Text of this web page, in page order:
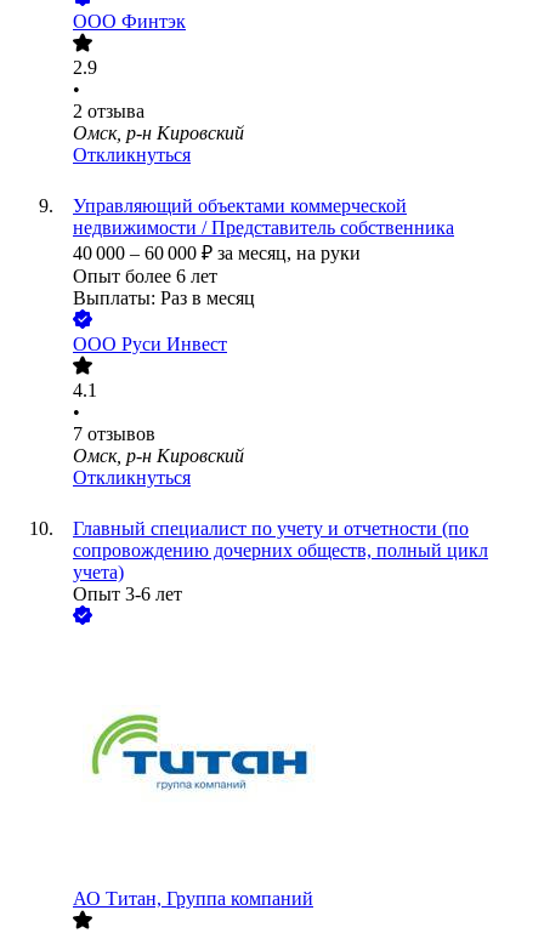
ООО Финтэк
2.9
•
2 отзыва
Омск, р-н Кировский
Откликнуться
Управляющий объектами коммерческой
недвижимости / Представитель собственника
40 000 – 60 000 ₽ за месяц, на руки
Опыт более 6 лет
Выплаты: Раз в месяц
ООО Руси Инвест
4.1
•
7 отзывов
Омск, р-н Кировский
Откликнуться
Главный специалист по учету и отчетности (по
сопровождению дочерних обществ, полный цикл
учета)
Опыт 3-6 лет
АО Титан, Группа компаний